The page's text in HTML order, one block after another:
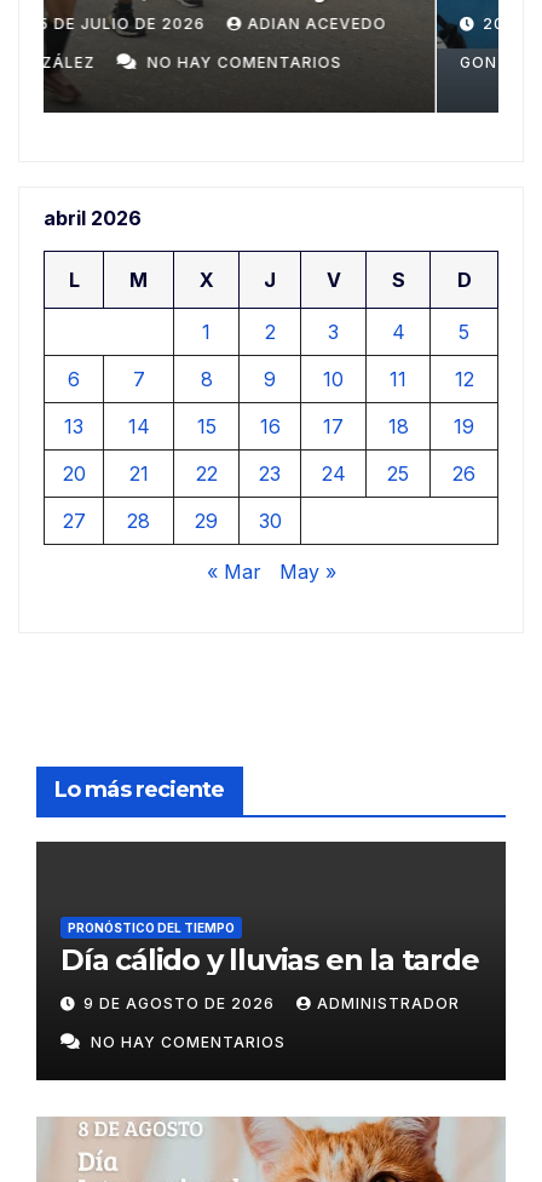
Domingo
20 DE JULIO DE 2026 ADIAN ACEVEDO
GONZÁLEZ NO HAY COMENTARIOS
abril 2026
L M X J V S D
1 2 3 4
5
6
7 8 9 10 11
12
13
14 15 16 17 18
19
20
21 22 23 24 25
26
27
28 29 30
« Mar May »
Lo más reciente
PRONÓSTICO DEL TIEMPO
Día cálido y lluvias en la tarde
9 DE AGOSTO DE 2026 ADMINISTRADOR
NO HAY COMENTARIOS